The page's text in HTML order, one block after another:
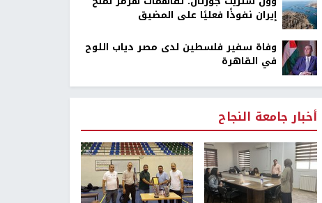
إيران نفوذًا فعليًا على المضيق
وفاة سفير فلسطين لدى مصر دياب اللوح
في القاهرة
أخبار جامعة النجاح